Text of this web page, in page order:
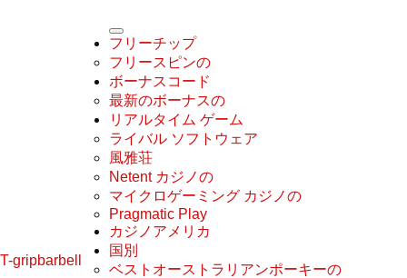
T-gripbarbell
フリーチップ
フリースピンの
ボーナスコード
最新のボーナスの
リアルタイム ゲーム
ライバル ソフトウェア
風雅荘
Netent カジノの
マイクロゲーミング カジノの
Pragmatic Play
カジノアメリカ
国別
ベストオーストラリアンポーキーの